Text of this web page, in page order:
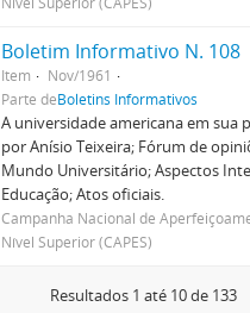
Boletim Informativo N. 108
Item
Nov/1961
Parte deBoletins Informativos
A universidade americana em sua
por Anísio Teixeira; Fórum de
Mundo Universitário; Aspectos
Educação; Atos oficiais.
Campanha Nacional de
Nível Superior (CAPES)
Resultados 1 até 10 de 133